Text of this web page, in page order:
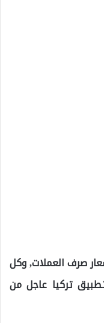
صرف العملات, وكل
تركيا عاجل من